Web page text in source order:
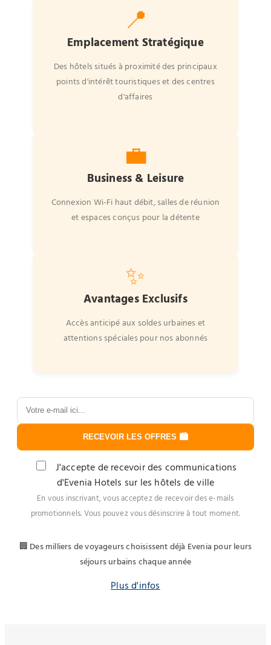
📍
Emplacement Stratégique
Des hôtels situés à proximité des principaux
points d'intérêt touristiques et des centres
d'affaires
💼
Business & Leisure
Connexion Wi-Fi haut débit, salles de réunion
et espaces conçus pour la détente
✨
Avantages Exclusifs
Accès anticipé aux soldes urbaines et
attentions spéciales pour nos abonnés
RECEVOIR LES OFFRES 🏙️
J'accepte de recevoir des communications
d'Evenia Hotels sur les hôtels de ville
En vous inscrivant, vous acceptez de recevoir des e-mails
promotionnels. Vous pouvez vous désinscrire à tout moment.
🏢 Des milliers de voyageurs choisissent déjà Evenia pour leurs
séjours urbains chaque année
Plus d'infos